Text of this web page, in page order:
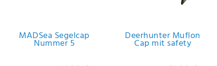
ANMERKUNGEN UND FILTERWÜNSCHE
MADSea Segelcap
Nummer 5
Deerhunter Muflon
Cap mit safety